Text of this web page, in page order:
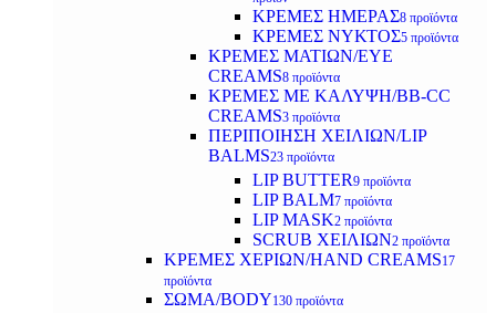
ΚΡΕΜΕΣ ΗΜΕΡΑΣ8 προϊόντα
ΚΡΕΜΕΣ ΝΥΚΤΟΣ5 προϊόντα
ΚΡΕΜΕΣ ΜΑΤΙΩΝ/EYE
CREAMS8 προϊόντα
ΚΡΕΜΕΣ ΜΕ ΚΑΛΥΨΗ/BB-CC
CREAMS3 προϊόντα
ΠΕΡΙΠΟΙΗΣΗ ΧΕΙΛΙΩΝ/LIP
BALMS23 προϊόντα
LIP BUTTER9 προϊόντα
LIP BALM7 προϊόντα
LIP MASK2 προϊόντα
SCRUB ΧΕΙΛΙΩΝ2 προϊόντα
ΚΡΕΜΕΣ ΧΕΡΙΩΝ/HAND CREAMS17
προϊόντα
ΣΩΜΑ/BODY130 προϊόντα